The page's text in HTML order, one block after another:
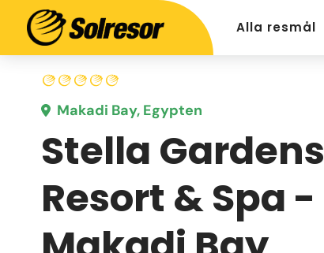
Alla resmål
Makadi Bay, Egypten
Stella Gardens
Resort & Spa -